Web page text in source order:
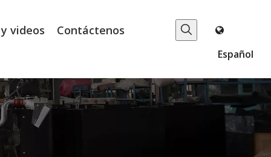
videos Contáctenos
Español